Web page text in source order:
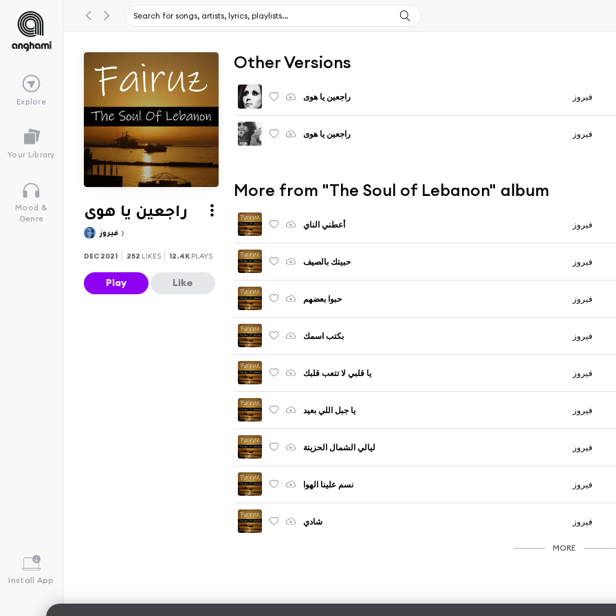
Explore
Your Library
Mood &
Genre
Install App
راجعين يا هوى
DEC 2021 252 LIKES 12.4K PLAYS
Play Like
Other Versions
راجعين يا هوى فيروز
راجعين يا هوى فيروز
More from "The Soul of Lebanon" album
أعطني الناي فيروز
حبيتك بالصيف فيروز
حبوا بعضهم فيروز
بكتب اسمك فيروز
يا قلبي لا تتعب قلبك فيروز
يا جبل اللي بعيد فيروز
ليالي الشمال الحزيتة فيروز
نسم علينا الهوا فيروز
شادي فيروز
MORE